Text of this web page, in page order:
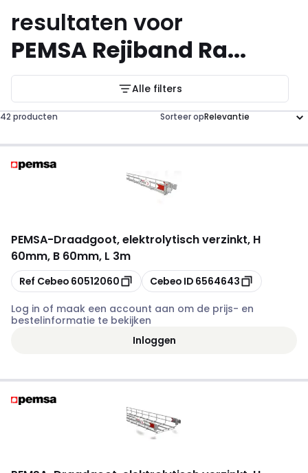
resultaten voor
PEMSA Rejiband Ra...
Alle filters
42 producten Sorteer op
PEMSA-Draadgoot, elektrolytisch verzinkt, H
60mm, B 60mm, L 3m
Kopiëren
Ref Cebeo 60512060 Kopiëren
Cebeo ID 6564643
Log in of maak een account aan om de prijs- en
bestelinformatie te bekijken
Inloggen